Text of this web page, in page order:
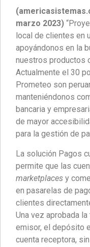
marzo 2023)
local de clientes en
apoyándonos en la
nuestros productos
Actualmente el 30
Prometeo son
manteniéndonos
bancaria y
de mayor
para la gestión de
La solución Pagos
permite que las
marketplaces y
en pasarelas de
clientes
Una vez aprobada
emisor, el depósito
cuenta receptora,